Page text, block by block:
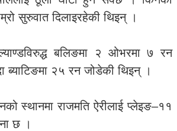
सुरुवात दिलाइरहेकी थिइन् ।
बलिङमा २ ओभरमा ७ रन
ब्याटिङमा २५ रन जोडेकी थिइन् ।
स्थानमा राजमति ऐरीलाई प्लेइङ–११
छ ।